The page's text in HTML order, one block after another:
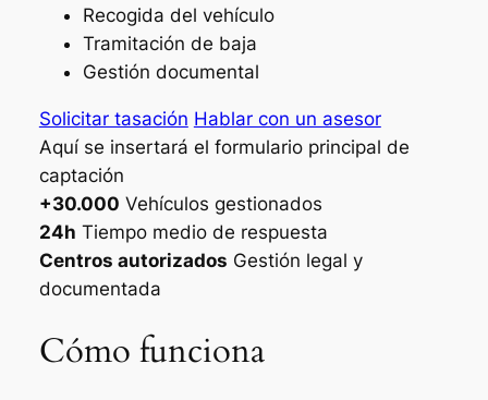
Recogida del vehículo
Tramitación de baja
Gestión documental
Solicitar tasación Hablar con un asesor
Aquí se insertará el formulario principal de
captación
+30.000 Vehículos gestionados
24h Tiempo medio de respuesta
Centros autorizados Gestión legal y
documentada
Cómo funciona